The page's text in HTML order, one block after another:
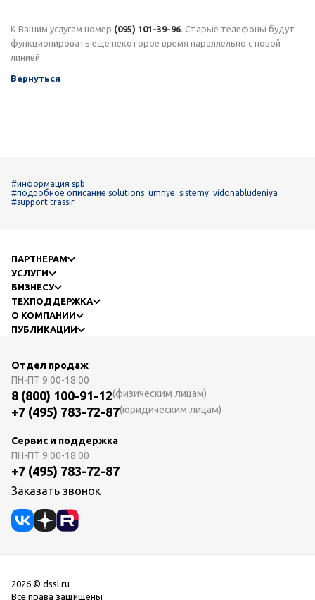
К Вашим услугам номер (095) 101-39-96. Старые телефоны будут
функционировать еще некоторое время параллельно с новой
линией.
Вернуться
#информация spb
#подробное описание solutions_umnye_sistemy_vidonabludeniya
#support trassir
ПАРТНЕРАМ
УСЛУГИ
БИЗНЕСУ
ТЕХПОДДЕРЖКА
О КОМПАНИИ
ПУБЛИКАЦИИ
Отдел продаж
ПН-ПТ 9:00-18:00
8 (800) 100-91-12(физическим лицам)
+7 (495) 783-72-87(юридическим лицам)
Сервис и поддержка
ПН-ПТ 9:00-18:00
+7 (495) 783-72-87
Заказать звонок
2026 © dssl.ru
Все права защищены